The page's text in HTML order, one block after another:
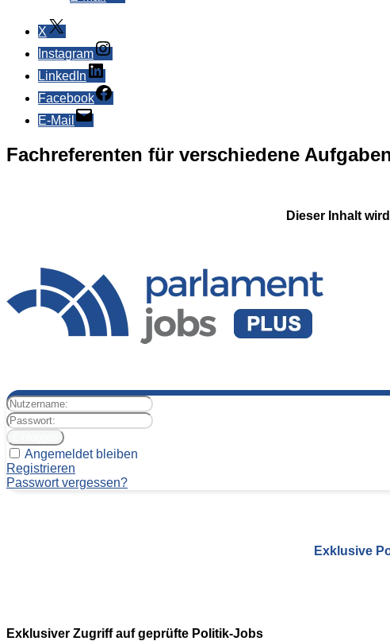
X
Instagram
LinkedIn
Facebook
E-Mail
Fachreferenten für verschiedene
Dieser Inhalt
Angemeldet bleiben
Registrieren
Passwort vergessen?
Exklusive
Exklusiver Zugriff auf geprüfte Politik-Jobs